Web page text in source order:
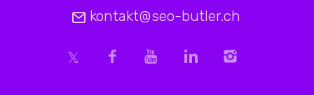
kontakt@seo-butler.ch